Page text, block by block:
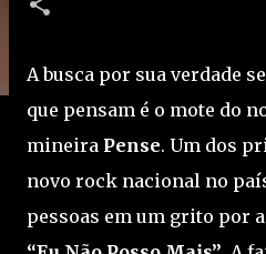
A busca por sua verdade
que pensam é o mote do
mineira Pense. Um dos
novo rock nacional no
pessoas em um grito por